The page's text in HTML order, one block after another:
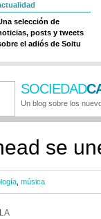
selección de
posts y tweets
el adiós de Soitu
SOCIEDAD
Un blog sobre los
se
música